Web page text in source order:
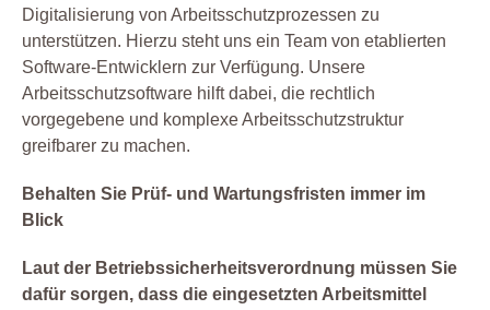
Gefährdungsbeurteilung
Gesetz
Instandhaltung
Leiterprüfung
Organisation
Produktion
Prüfen
Prüfplaner
Digitalisierung von Arbeitsschutzprozessen zu
unterstützen. Hierzu steht uns ein Team von etablierten
Software-Entwicklern zur Verfügung. Unsere
Arbeitsschutzsoftware hilft dabei, die rechtlich
vorgegebene und komplexe Arbeitsschutzstruktur
greifbarer zu machen.
Behalten Sie Prüf- und Wartungsfristen immer im
Blick
Laut der Betriebssicherheitsverordnung müssen Sie
dafür sorgen, dass die eingesetzten Arbeitsmittel